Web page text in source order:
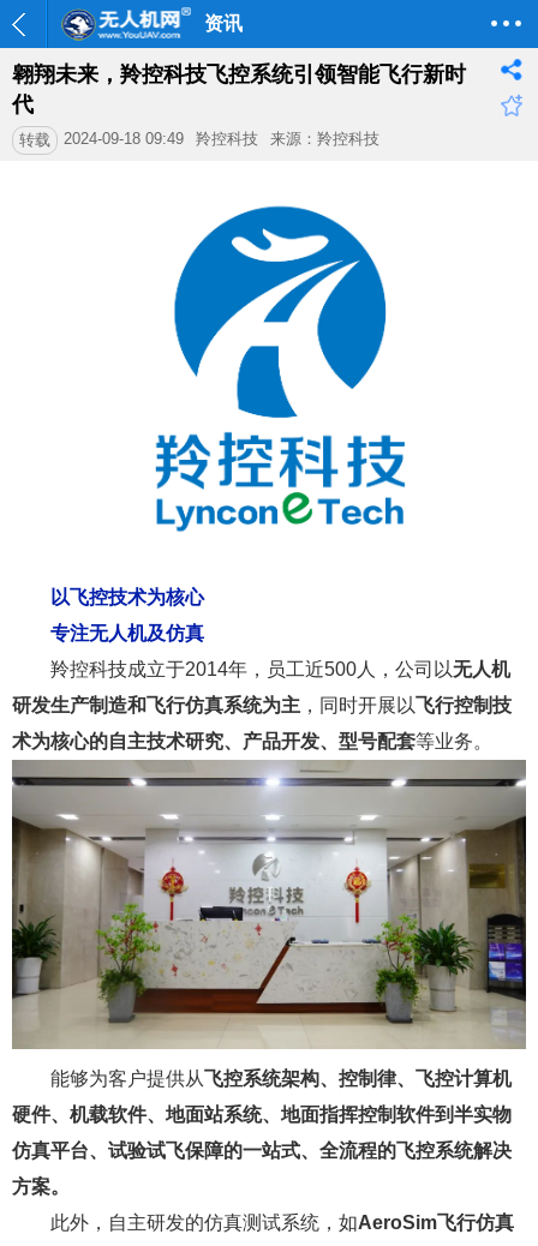
资讯
翱翔未来，羚控科技飞控系统引领智能飞行新时
代
转载 2024-09-18 09:49 羚控科技 来源：羚控科技
以飞控技术为核心
专注无人机及仿真
羚控科技成立于2014年，员工近500人，公司以无人机
研发生产制造和飞行仿真系统为主 ，同时开展以飞行控制技
术为核心的自主技术研究、产品开发、型号配套等业务。
能够为客户提供从飞控系统架构、控制律、飞控计算机
硬件、机载软件、地面站系统、地面指挥控制软件到半实物
仿真平台、试验试飞保障的一站式、全流程的飞控系统解决
方案。
此外，自主研发的仿真测试系统，如AeroSim飞行仿真